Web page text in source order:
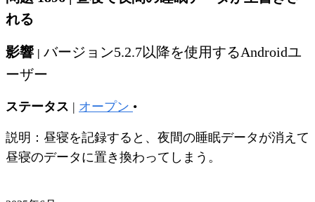
れる
影響 | バージョン5.2.7以降を使用するAndroidユ
ーザー
ステータス | オープン •
説明：昼寝を記録すると、夜間の睡眠データが消えて
昼寝のデータに置き換わってしまう。